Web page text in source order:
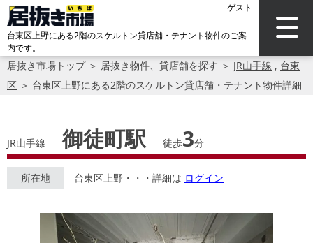
ゲスト
台東区上野にある2階のスケルトン貸店舗・テナント物件のご案
内です。
居抜き市場トップ＞ 居抜き物件、貸店舗を探す ＞ JR山手線 , 台東
区 ＞ 台東区上野にある2階のスケルトン貸店舗・テナント物件詳細
JR山手線 御徒町駅 徒歩3分
所在地 台東区上野・・・詳細は ログイン